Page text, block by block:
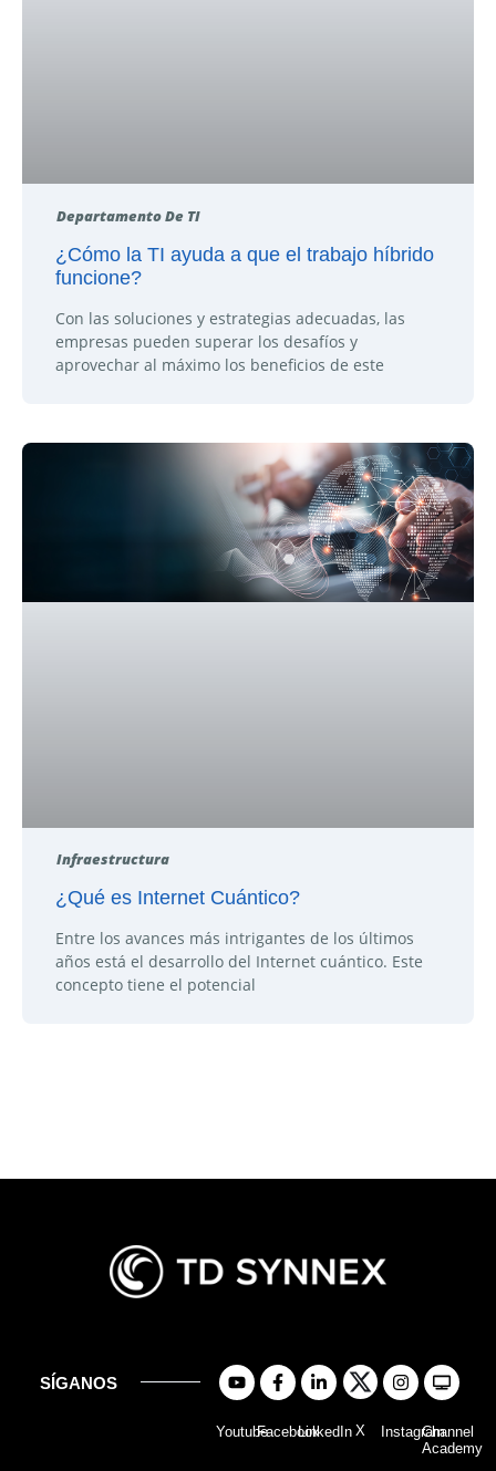
Departamento De TI
¿Cómo la TI ayuda a que el trabajo híbrido
funcione?
Con las soluciones y estrategias adecuadas, las
empresas pueden superar los desafíos y
aprovechar al máximo los beneficios de este
Infraestructura
¿Qué es Internet Cuántico?
Entre los avances más intrigantes de los últimos
años está el desarrollo del Internet cuántico. Este
concepto tiene el potencial
SÍGANOS
YoutubeFacebookLinkedIn X InstagramChannel
Academy